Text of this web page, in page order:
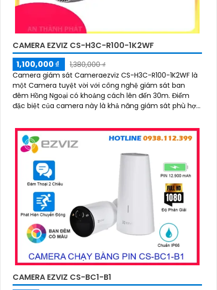
CAMERA EZVIZ CS-H3C-R100-1K2WF
1,100,000 ₫
1,380,000 ₫
Camera giám sát Cameraezviz CS-H3C-R100-1K2WF là
một Camera tuyệt vời với công nghệ giám sát ban
đêm Hồng Ngoại có khoảng cách lên đến 30m. Điểm
đặc biệt của camera này là khả năng giám sát phù hợp
CAMERA EZVIZ CS-BC1-B1